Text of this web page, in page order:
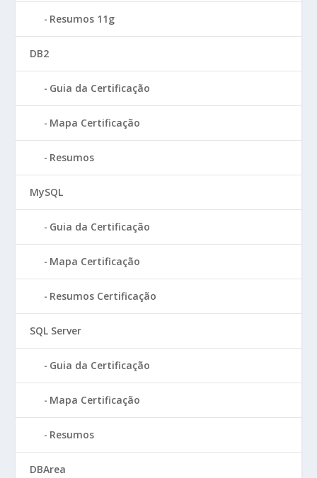
Resumos 11g
DB2
Guia da Certificação
Mapa Certificação
Resumos
MySQL
Guia da Certificação
Mapa Certificação
Resumos Certificação
SQL Server
Guia da Certificação
Mapa Certificação
Resumos
DBArea